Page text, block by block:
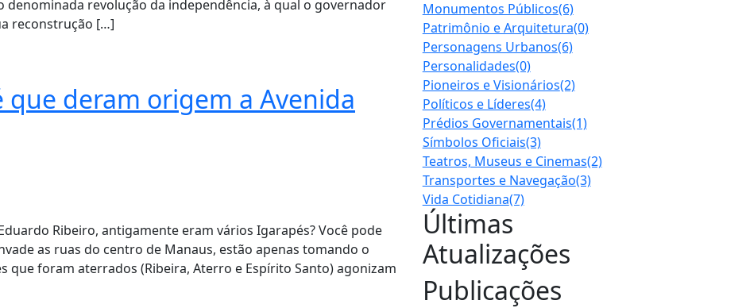
denominada revolução da independência, à qual o governador
reconstrução […]
deram origem a Avenida
Ribeiro, antigamente eram vários Igarapés? Você pode
as ruas do centro de Manaus, estão apenas tomando o
que foram aterrados (Ribeira, Aterro e Espírito Santo) agonizam
Monumentos Públicos(6)
Patrimônio e Arquitetura(0)
Personagens Urbanos(6)
Personalidades(0)
Pioneiros e Visionários(2)
Políticos e Líderes(4)
Prédios Governamentais(1)
Símbolos Oficiais(3)
Teatros, Museus e Cinemas(2)
Transportes e Navegação(3)
Vida Cotidiana(7)
Últimas
Atualizações
Publicações